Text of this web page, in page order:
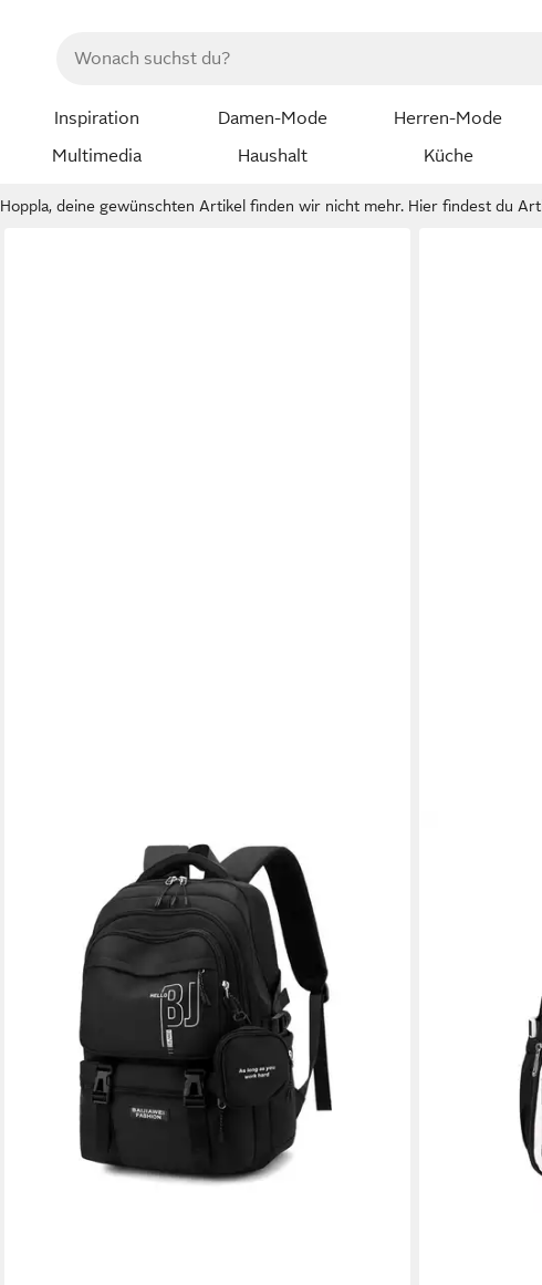
Inspiration Damen-Mode Herren-Mode
Multimedia
Haushalt Küche
Hoppla, deine gewünschten Artikel finden wir nicht mehr. Hier findest du